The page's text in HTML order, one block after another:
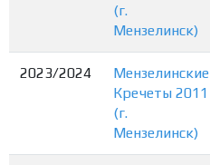
(г.
Мензелинск)
2023/2024
Мензелинские
Кречеты 2011
(г.
Мензелинск)